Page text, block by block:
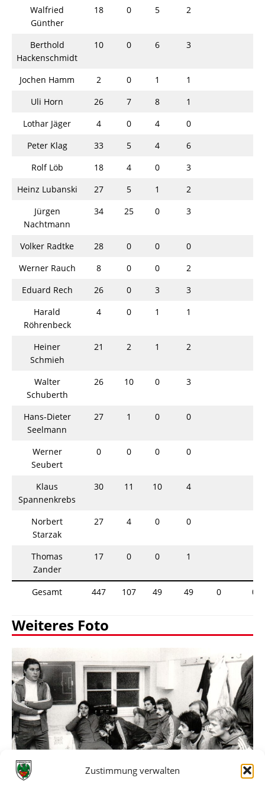
Zustimmung verwalten
Walfried
Günther
18 0 5 2
Berthold
Hackenschmidt
10 0 6 3
Jochen Hamm 2 0 1
1
Uli Horn
26 7 8
1
Lothar Jäger
4 0 4
0
Peter Klag
33 5 4
6
Rolf Löb
18 4 0
3
Heinz Lubanski
27 5 1
2
Jürgen
Nachtmann
34 25 0 3
Volker Radtke 28 0 0
0
Werner Rauch
8 0 0
2
Eduard Rech
26 0 3
3
Harald
Röhrenbeck
4 0 1 1
Heiner
Schmieh
21 2 1 2
Walter
Schuberth
26 10 0 3
Hans-Dieter
Seelmann
27 1 0 0
Werner
Seubert
0 0 0 0
Klaus
Spannenkrebs
30 11 10 4
Norbert
Starzak
27 4 0 0
Thomas
Zander
17 0 0 1
Gesamt 447 107 49 49 0 0
Weiteres Foto